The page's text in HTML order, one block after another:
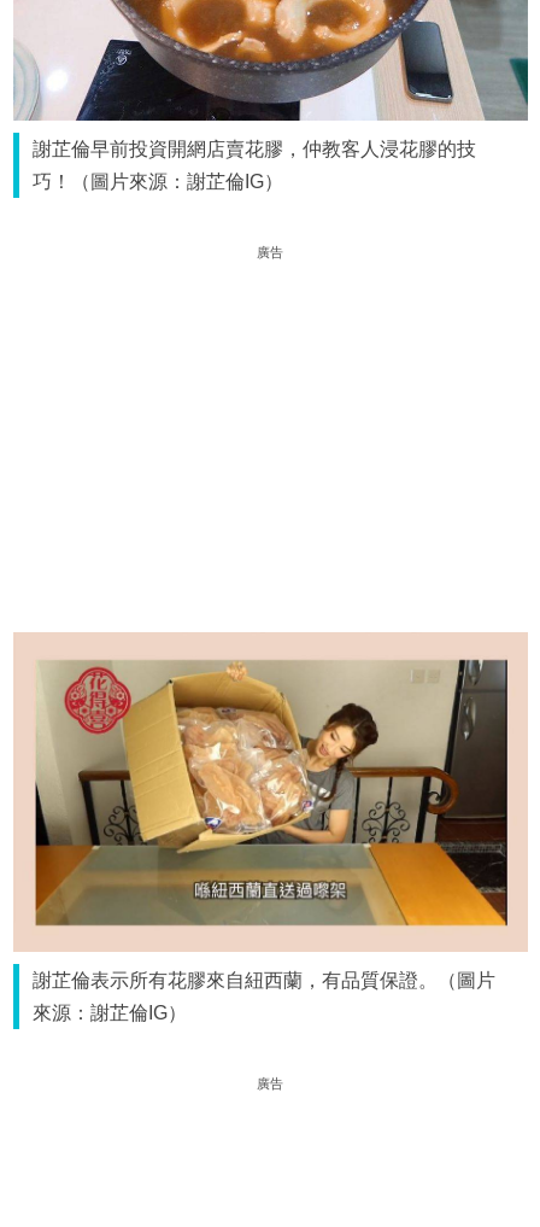
謝芷倫早前投資開網店賣花膠，仲教客人浸花膠的技
巧！（圖片來源：謝芷倫IG）
廣告
謝芷倫表示所有花膠來自紐西蘭，有品質保證。（圖片
來源：謝芷倫IG）
廣告